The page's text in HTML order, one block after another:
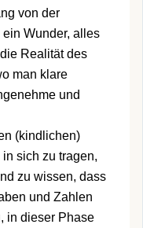
von der
Wunder, alles
Realität des
man klare
und
(kindlichen)
sich zu tragen,
zu wissen, dass
und Zahlen
in dieser Phase